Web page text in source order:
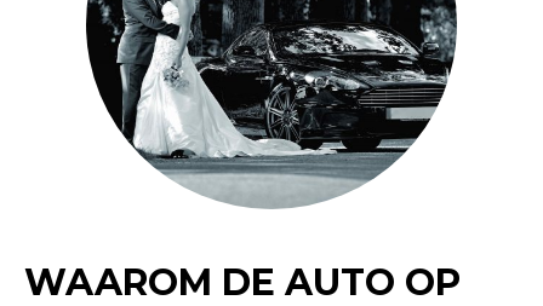
WAAROM DE AUTO OP